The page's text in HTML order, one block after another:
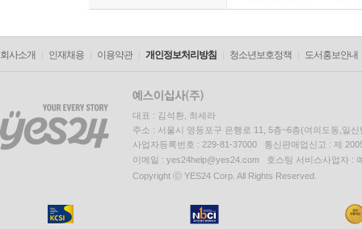
회사소개 인재채용 이용약관 개인정보처리방침 청소년보호정책 도서홍보안내
대표 : 김석환, 최세라
주소 : 서울시 영등포구 은행로 11, 5층~6층(여의도동,일신
사업자등록번호 : 229-81-37000 통신판매업신고 : 제
이메일 : yes24help@yes24.com 호스팅 서비스사업자 :
Copyright ⓒ YES24 Corp. All Rights Reserved.